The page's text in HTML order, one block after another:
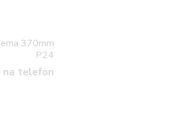
370mm
P24
na telefon